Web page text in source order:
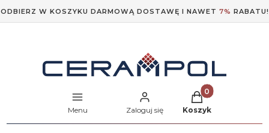
ODBIERZ W KOSZYKU DARMOWĄ DOSTAWĘ I NAWET 7% RABATU!
Menu Zaloguj się
Produkty w
Koszyk